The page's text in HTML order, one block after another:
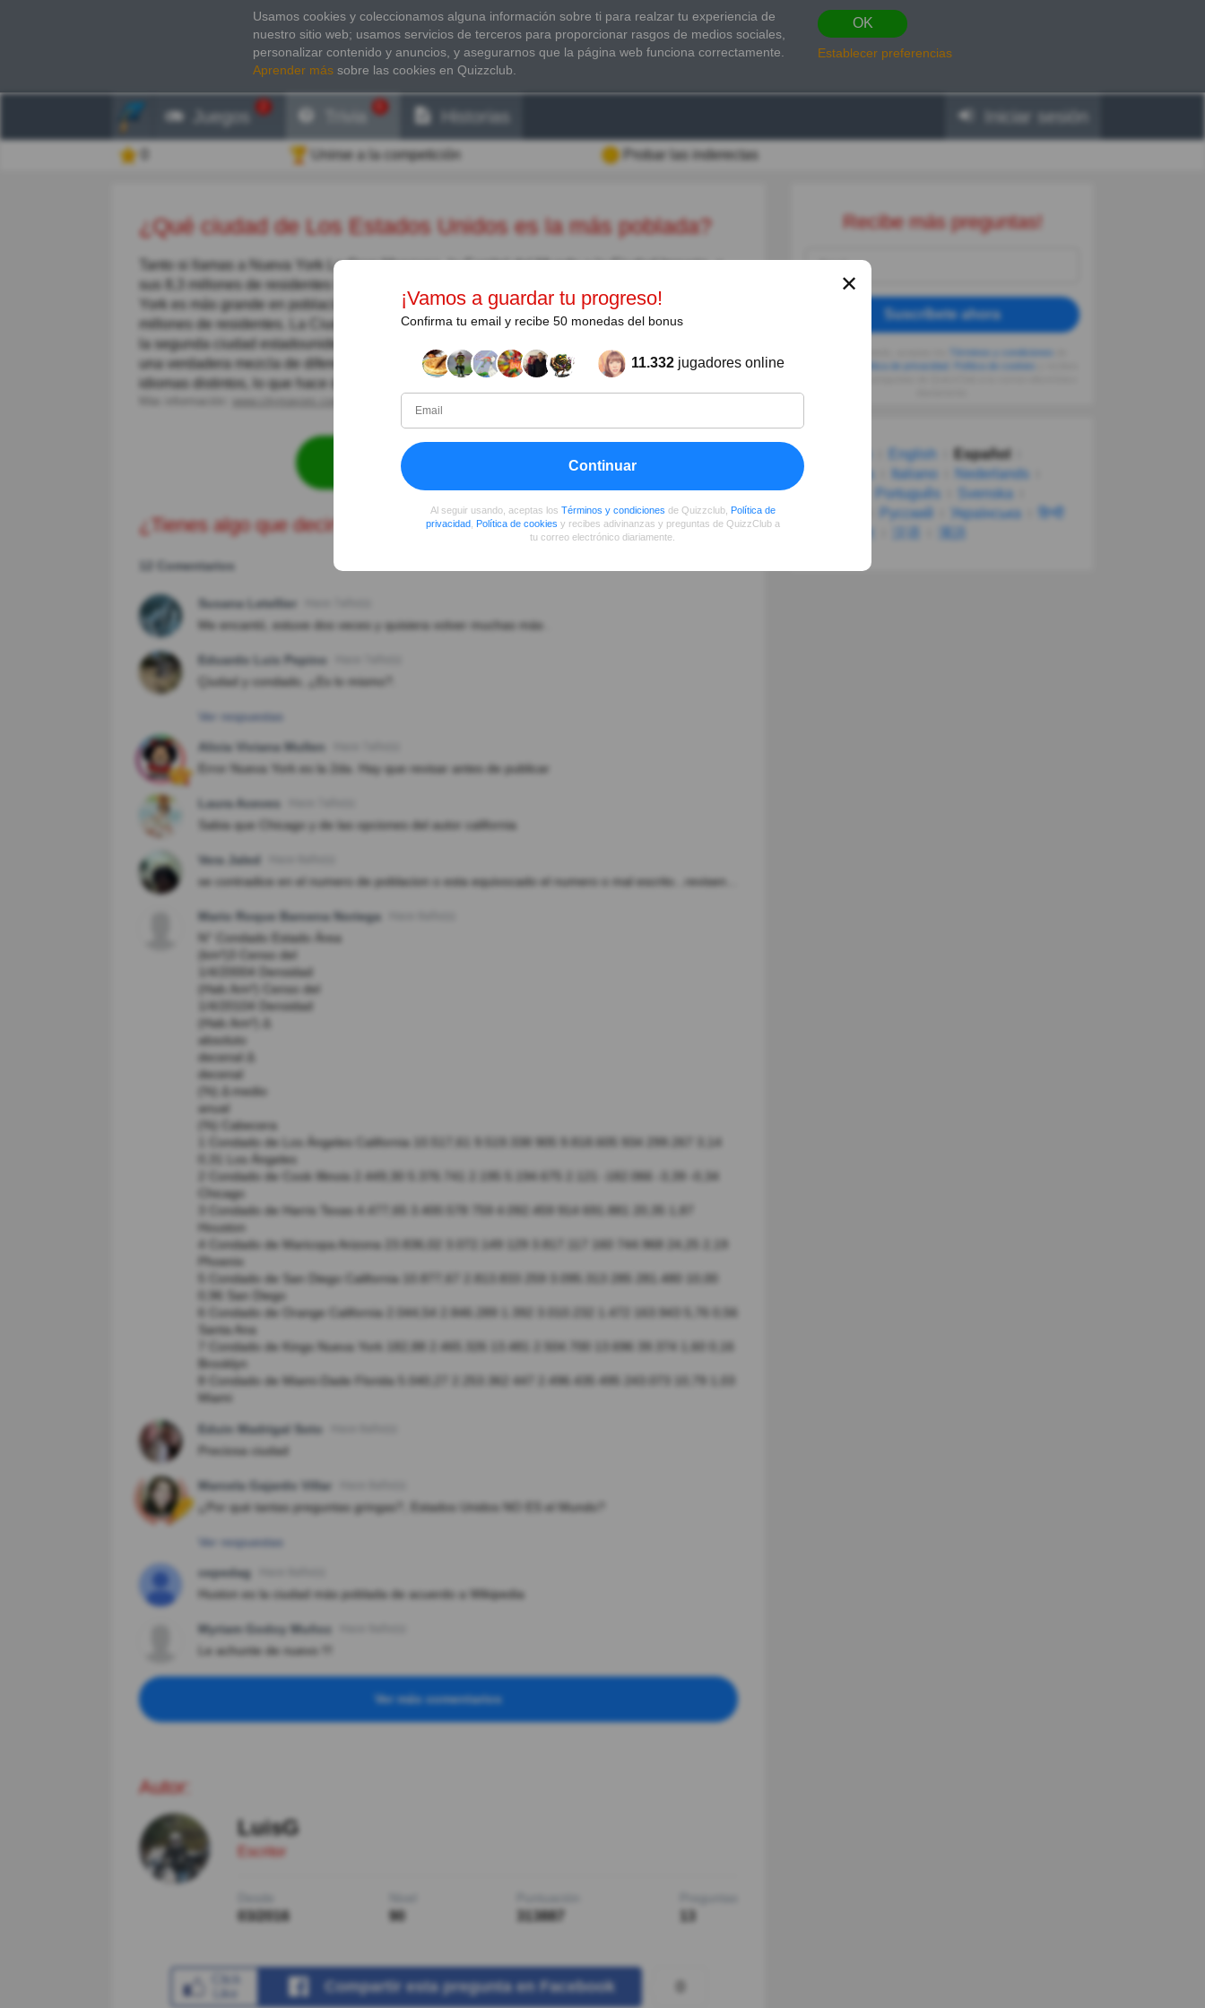
Usamos cookies y coleccionamos alguna información sobre ti para realzar tu experiencia de
nuestro sitio web; usamos servicios de terceros para proporcionar rasgos de medios sociales,
personalizar contenido y anuncios, y asegurarnos que la página web funciona correctamente.
Aprender más sobre las cookies en Quizzclub.
OK
Establecer preferencias
Juegos
2
Trivia Historias Iniciar sesión
Unirse a la competición Probar las inderectas
¿Qué ciudad de Los Estados Unidos es la más poblada?
Tanto si llamas a Nueva York La Gran Manzana, la Capital del Mundo o la Ciudad Imperio, a
sus 8,3 millones de residentes les gusta llamarla su casa. El Área Metropolitana de Nueva
York es más grande en población que Holanda o Bélgica, ya que hoy en día tiene más de 20
millones de residentes. La Ciudad de Nueva York tiene dos veces el tamaño de Los Ángeles,
la segunda ciudad estadounidense más grande con sus 3,9 millones de residentes. NY es
una verdadera mezcla de diferentes culturas y personas de todo el mundo. Allí se hablan 800
idiomas distintos, lo que hace de Nueva York la capital de la densidad lingüística.
www.citymayors.com
Revisar tu conocimiento
¿Tienes algo que decir?
12 Comentarios
Susana Letellier
Me encantó, estuve dos veces y quisiera volver muchas más .
Eduardo Luis Pepino
Çiudad y condado, ¿Es lo mismo?.
Ver respuestas
Alicia Viviana Mullen
Error Nueva York es la 2da. Hay que revisar antes de publicar
Laura Aceves
Sabia que Chicago y de las opciones del autor california
Vera Jaled
se contradice en el numero de poblacion o esta equivocado el numero o mal escrito...revisen...
Mario Roque Barcena Noriega
N° Condado Estado Área
(km²)3​ Censo del
1/4/20004​ Densidad
(Hab./km²) Censo del
1/4/20104​ Densidad
(Hab./km²) Δ
absoluto
decenal Δ
decenal
(%) Δ medio
anual
(%) Cabecera
1 Condado de Los Ángeles California 10.517,61 9.519.338 905 9.818.605 934 299.267 3,14
0,31 Los Ángeles
2 Condado de Cook Illinois 2.449,30 5.376.741 2.195 5.194.675 2.121 -182.066 -3,39 -0,34
Chicago
3 Condado de Harris Texas 4.477,65 3.400.578 759 4.092.459 914 691.881 20,35 1,87
Houston
4 Condado de Maricopa Arizona 23.836,02 3.072.149 129 3.817.117 160 744.968 24,25 2,19
Phoenix
5 Condado de San Diego California 10.877,67 2.813.833 259 3.095.313 285 281.480 10,00
0,96 San Diego
6 Condado de Orange California 2.044,54 2.846.289 1.392 3.010.232 1.472 163.943 5,76 0,56
Santa Ana
7 Condado de Kings Nueva York 182,88 2.465.326 13.481 2.504.700 13.696 39.374 1,60 0,16
Brooklyn
8 Condado de Miami-Dade Florida 5.040,27 2.253.362 447 2.496.435 495 243.073 10,79 1,03
Miami
Eduin Madrigal Soto
Preciosa ciudad
Marcela Gajardo Villar
¿Por qué tantas preguntas gringas?, Estados Unidos NO ES el Mundo?
Ver respuestas
cepedag
Huston es la ciudad más poblada de acuerdo a Wikipedia
Myriam Godoy Muñoz
Le achunte de nuevo !!!
Ver más comentarios
Autor:
LuisG
Escritor
03/2016 90 313887
Compartir esta pregunta en Facebook
Recibe más preguntas!
Suscríbete ahora
Política de privacidad
English
Español
Italiano
Nederlands
Português
Svenska
Русский Українська
हिन्दी
✕
¡Vamos a guardar tu progreso!
Confirma tu email y recibe 50 monedas del bonus
11.332 jugadores online
Continuar
Al seguir usando, aceptas los Términos y condiciones de Quizzclub, Política de
privacidad, Política de cookies y recibes adivinanzas y preguntas de QuizzClub a
tu correo electrónico diariamente.